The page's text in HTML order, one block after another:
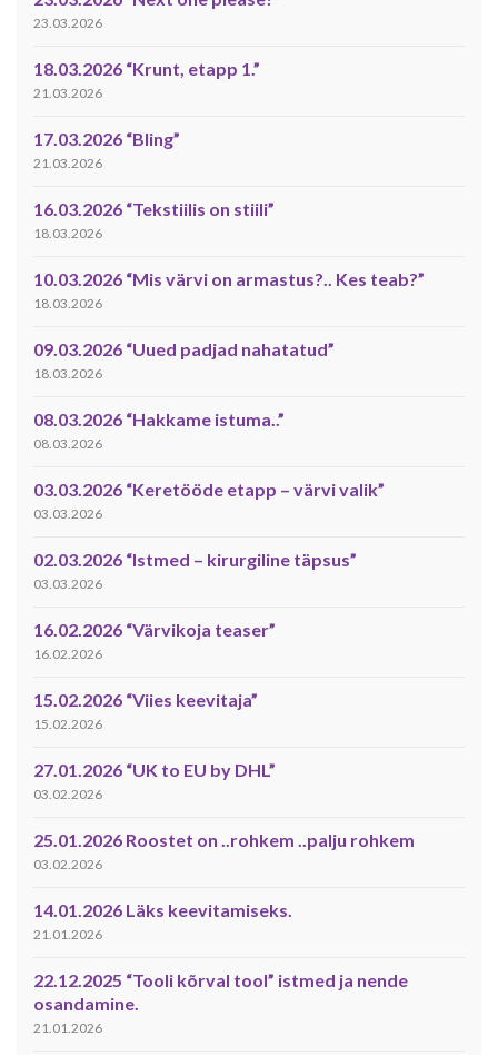
23.03.2026
18.03.2026 “Krunt, etapp 1.”
21.03.2026
17.03.2026 “Bling”
21.03.2026
16.03.2026 “Tekstiilis on stiili”
18.03.2026
10.03.2026 “Mis värvi on armastus?.. Kes teab?”
18.03.2026
09.03.2026 “Uued padjad nahatatud”
18.03.2026
08.03.2026 “Hakkame istuma..”
08.03.2026
03.03.2026 “Keretööde etapp – värvi valik”
03.03.2026
02.03.2026 “Istmed – kirurgiline täpsus”
03.03.2026
16.02.2026 “Värvikoja teaser”
16.02.2026
15.02.2026 “Viies keevitaja”
15.02.2026
27.01.2026 “UK to EU by DHL”
03.02.2026
25.01.2026 Roostet on ..rohkem ..palju rohkem
03.02.2026
14.01.2026 Läks keevitamiseks.
21.01.2026
22.12.2025 “Tooli kõrval tool” istmed ja nende
osandamine.
21.01.2026